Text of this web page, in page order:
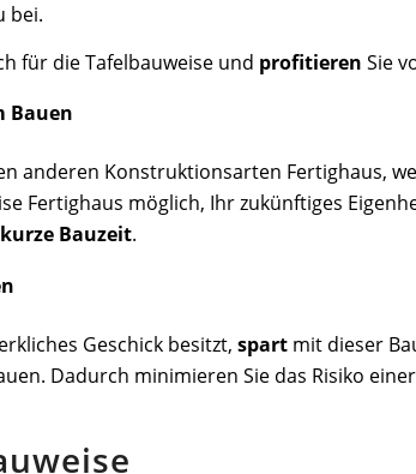
bei.
für die Tafelbauweise und profitieren Sie
Bauen
anderen Konstruktionsarten Fertighaus,
Fertighaus möglich, Ihr zukünftiges
kurze Bauzeit.
Geschick besitzt,spart mit dieser
Dadurch minimieren Sie das Risiko